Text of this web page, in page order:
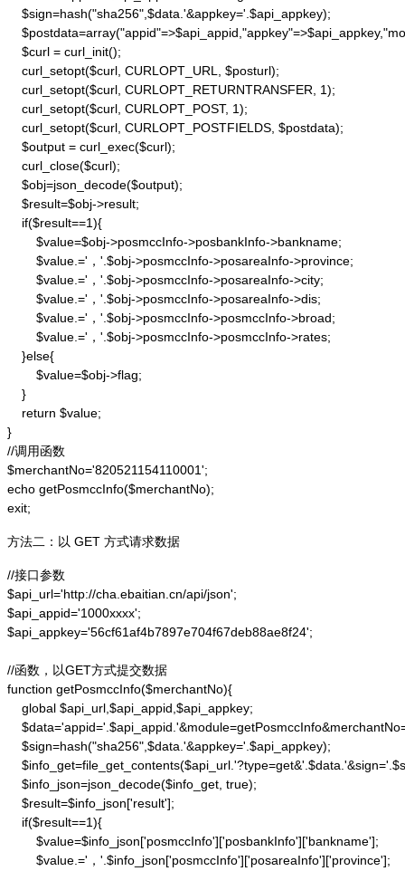
    $sign=hash("sha256",$data.'&appkey='.$api_appkey);
    $curl = curl_init();
    curl_setopt($curl, CURLOPT_URL, $posturl);
    curl_setopt($curl, CURLOPT_RETURNTRANSFER, 1);
    curl_setopt($curl, CURLOPT_POST, 1);
    curl_setopt($curl, CURLOPT_POSTFIELDS, $postdata);
    $output = curl_exec($curl);
    curl_close($curl);
    $obj=json_decode($output);
    $result=$obj->result;
    if($result==1){
        $value=$obj->posmccInfo->posbankInfo->bankname;
        $value.='，'.$obj->posmccInfo->posareaInfo->province;
        $value.='，'.$obj->posmccInfo->posareaInfo->city;
        $value.='，'.$obj->posmccInfo->posareaInfo->dis;
        $value.='，'.$obj->posmccInfo->posmccInfo->broad;
        $value.='，'.$obj->posmccInfo->posmccInfo->rates;
    }else{
        $value=$obj->flag;
    }
    return $value;
}
//调用函数
$merchantNo='820521154110001';
echo getPosmccInfo($merchantNo);
exit;
方法二：以 GET 方式请求数据
//接口参数
$api_url='http://cha.ebaitian.cn/api/json';
$api_appid='1000xxxx';
$api_appkey='56cf61af4b7897e704f67deb88ae8f24';
//函数，以GET方式提交数据
function getPosmccInfo($merchantNo){
    global $api_url,$api_appid,$api_appkey;
    $sign=hash("sha256",$data.'&appkey='.$api_appkey);
    $info_json=json_decode($info_get, true);
    $result=$info_json['result'];
    if($result==1){
        $value=$info_json['posmccInfo']['posbankInfo']['bankname'];
        $value.='，'.$info_json['posmccInfo']['posareaInfo']['province'];